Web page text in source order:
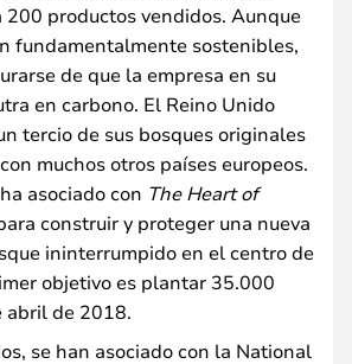
200 productos vendidos. Aunque
fundamentalmente sostenibles,
de que la empresa en su
en carbono. El Reino Unido
tercio de sus bosques originales
muchos otros países europeos.
asociado con The Heart of
construir y proteger una nueva
ininterrumpido en el centro de
objetivo es plantar 35.000
abril de 2018.
se han asociado con la National